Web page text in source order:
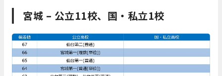
宮城 – 公立11校、国・私立1校